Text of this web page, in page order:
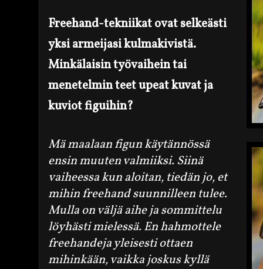
Freehand-tekniikat ovat selkeästi
yksi armeijasi kulmakivistä.
Minkälaisin työvaihein tai
menetelmin teet upeat kuvat ja
kuviot figuihin?
Mä maalaan figun käytännössä
ensin muuten valmiiksi. Siinä
vaiheessa kun aloitan, tiedän jo, et
mihin freehand suunnilleen tulee.
Mulla on väljä aihe ja sommittelu
löyhästi mielessä. En hahmottele
freehandeja yleisesti ottaen
mihinkään, vaikka joskus kyllä